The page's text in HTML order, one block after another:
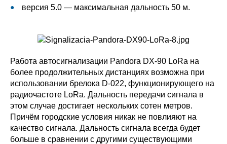
версия 5.0 — максимальная дальность 50 м.
Работа автосигнализации Pandora DX-90 LoRa на
более продолжительных дистанциях возможна при
использовании брелока D-022, функционирующего на
радиочастоте LoRa. Дальность передачи сигнала в
этом случае достигает нескольких сотен метров.
Причём городские условия никак не повлияют на
качество сигнала. Дальность сигнала всегда будет
больше в сравнении с другими существующими